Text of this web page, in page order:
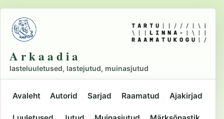
Liigu
põhisisu
juurde
A r k a a d i a
lasteluuletused, lastejutud, muinasjutud
Peamine
Avaleht Autorid Sarjad Raamatud Ajakirjad